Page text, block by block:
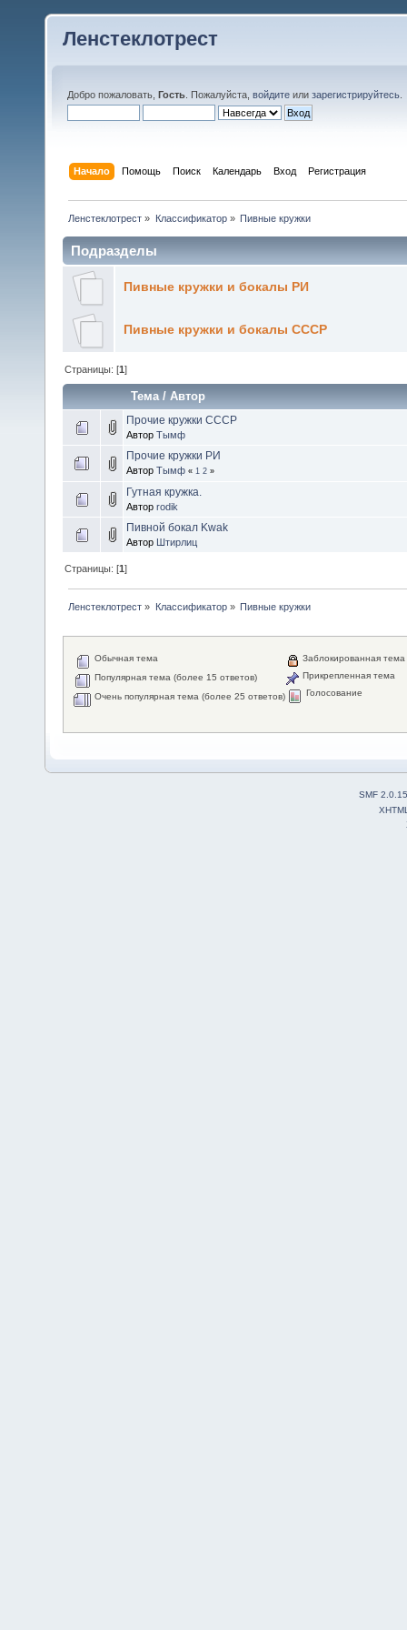
Ленстеклотрест
Добро пожаловать, Гость . Пожалуйста, войдите или зарегистрируйтесь
Начало Помощь Поиск Календарь Вход Регистрация
Ленстеклотрест » Классификатор» Пивные кружки
Подразделы
Пивные кружки и бокалы РИ
Пивные кружки и бокалы СССР
Страницы: [1]
Тема/Автор
Прочие кружки СССР
Автор Тымф
Прочие кружки РИ
Автор Тымф « 1 2 »
Гутная кружка.
Автор rodik
Пивной бокал Kwak
Автор Штирлиц
Страницы: [1]
Ленстеклотрест » Классификатор» Пивные кружки
Обычная тема
Популярная тема (более 15 ответов)
Очень популярная тема (более 25 ответов)
Заблокированная тема
Прикрепленная тема
Голосование
SMF 2.0.15